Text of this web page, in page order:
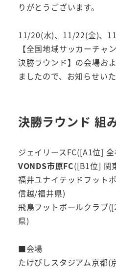
りがとうございます。
11/20(水)、11/22(金)、
【全国地域サッカーチャ
決勝ラウンド】の会場お
ましたので、お知らせいた
決勝ラウンド 組
ジェイリースFC([A1位]
VONDS市原FC([B1位] 関
福井ユナイテッドフット
信越/福井県)
飛鳥フットボールクラブ
県)
■会場
たけびしスタジアム京都(